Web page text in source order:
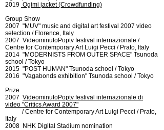
​2019 Ogimi jacket (Crowdfunding)
Group Show
​2007 "MUV" music and digital art festival 2007 video
selection / Florence, Italy
2007 VideominutoPoptv festival internazionale /
Centre for Contemporary Art Luigi Pecci / Prato, Italy
2014 "MODERNISTS FROM OUTER SPACE" Tsunoda
school / Tokyo
2015 "POST HUMAN" Tsunoda school / Tokyo
2016 "Vagabonds exhibition" Tsunoda school / Tokyo
Prize
2007 VideominutoPoptv festival internazionale di
video "Critics Award 2007"
/ Centre for Contemporary Art Luigi Pecci / Prato,
Italy
​2008 NHK Digital Stadium nomination